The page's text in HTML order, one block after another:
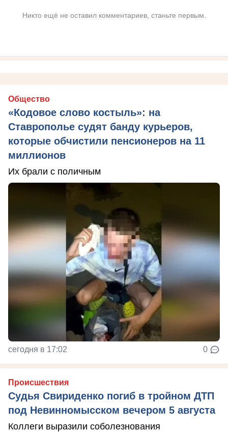
Никто ещё не оставил комментариев, станьте первым.
Общество
«Кодовое слово костыль»: на
Ставрополье судят банду курьеров,
которые обчистили пенсионеров на 11
миллионов
Их брали с поличным
сегодня в 17:02 0
Происшествия
Судья Свириденко погиб в тройном ДТП
под Невинномысском вечером 5 августа
Коллеги выразили соболезнования